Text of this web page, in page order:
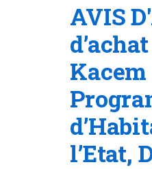
AVIS
l’Etat,